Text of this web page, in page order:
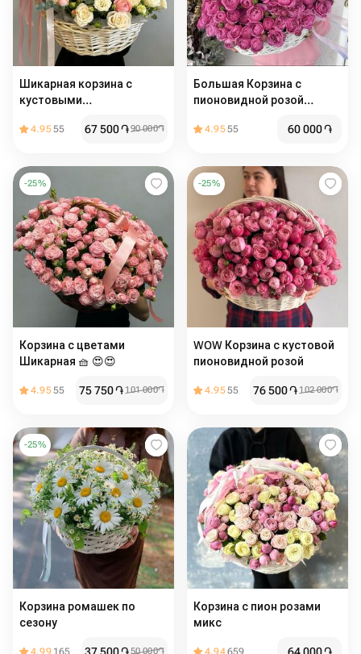
Шикарная корзина с
кустовыми
Бомбастик и ароматным
4.9555 67 500֏90 000֏
Большая Корзина с
пионовидной розой
4.9555 60 000֏
-25%
Корзина с цветами
Шикарная 🧺 😍😍
4.9555 75 750֏ 101 000֏
-25%
WOW Корзина с кустовой
пионовидной розой
4.9555 76 500֏ 102 000֏
-25%
Корзина ромашек по
сезону
4.99 165 50 000֏
Корзина с пион розами
микс
4.94659